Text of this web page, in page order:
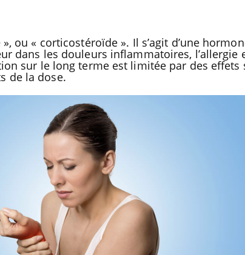
ou « corticostéroïde ». Il s’agit d’une
dans les douleurs inflammatoires, l’allergie
sur le long terme est limitée par des effets
de la dose.
Chikungunya, dengue, West
Nile : que se passe-t-il dans
le sud de la France ?
Les médicaments GLP-1
protègent-ils aussi les os ?